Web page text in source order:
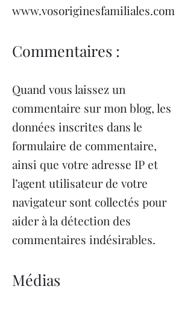
www.vosoriginesfamiliales.com
Commentaires :
Quand vous laissez un
commentaire sur mon blog, les
données inscrites dans le
formulaire de commentaire,
ainsi que votre adresse IP et
l’agent utilisateur de votre
navigateur sont collectés pour
aider à la détection des
commentaires indésirables.
Médias